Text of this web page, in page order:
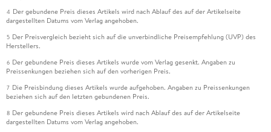
4 Der gebundene Preis dieses Artikels wird nach Ablauf des auf der Artikelseite
dargestellten Datums vom Verlag angehoben.
5 Der Preisvergleich bezieht sich auf die unverbindliche Preisempfehlung (UVP) des
Herstellers.
6 Der gebundene Preis dieses Artikels wurde vom Verlag gesenkt. Angaben zu
Preissenkungen beziehen sich auf den vorherigen Preis.
7 Die Preisbindung dieses Artikels wurde aufgehoben. Angaben zu Preissenkungen
beziehen sich auf den letzten gebundenen Preis.
8 Der gebundene Preis dieses Artikels wird nach Ablauf des auf der Artikelseite
dargestellten Datums vom Verlag angehoben.